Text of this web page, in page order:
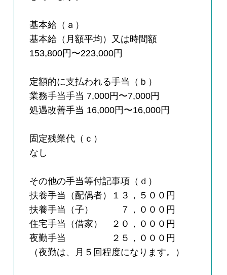
基本給（ａ）
基本給（月額平均）又は時間額
153,800円〜223,000円
定額的に支払われる手当（ｂ）
業務手当手当 7,000円〜7,000円
処遇改善手当 16,000円〜16,000円
固定残業代（ｃ）
なし
その他の手当等付記事項（ｄ）
扶養手当（配偶者）１３，５００円
扶養手当（子） ７，０００円
住宅手当（借家） ２０，０００円
夜勤手当 ２５，０００円
（夜勤は、月５回程度になります。）